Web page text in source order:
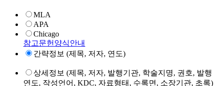
MLA
APA
Chicago
참고문헌양식안내
간략정보 (제목, 저자, 연도)
상세정보 (제목, 저자, 발행기관, 학술지명, 권호, 발행
연도, 작성언어, KDC, 자료형태, 수록면, 소장기관, 초록)